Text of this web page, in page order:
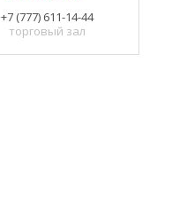
+7 (777) 611-14-44
торговый зал